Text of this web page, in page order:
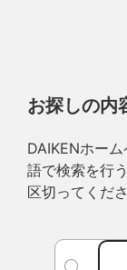
お探しの内
DAIKENホー
語で検索を行
区切ってくださ